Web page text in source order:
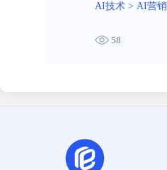
AI技术 > AI营销
58